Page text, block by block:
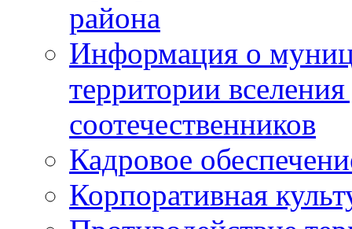
района
Информация о
территории
соотечественников
Кадровое
Корпоративная